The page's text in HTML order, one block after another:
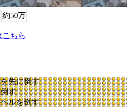
約50万
ちら
先に倒す
す
ルを倒す